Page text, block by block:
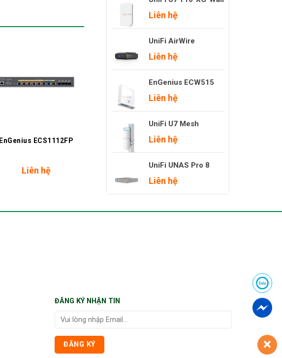
Liên hệ
UniFi AirWire
Liên hệ
EnGenius ECW515
Liên hệ
UniFi U7 Mesh
Liên hệ
UniFi UNAS Pro 8
Liên hệ
EnGenius ECS1112FP
Liên hệ
ĐĂNG KÝ NHẬN TIN